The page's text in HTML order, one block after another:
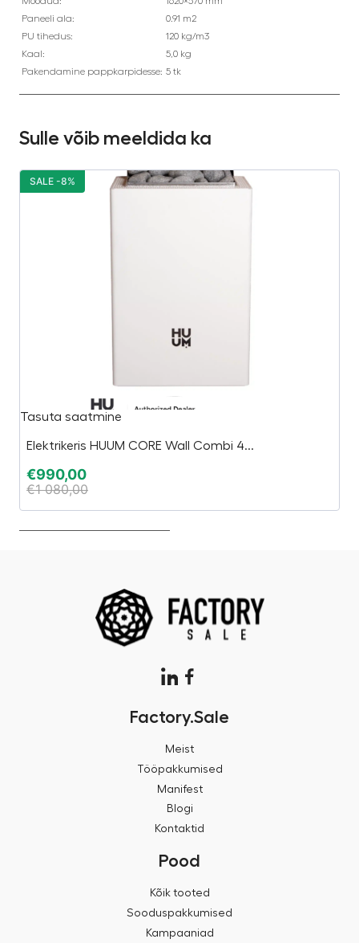
Paneeli ala:
0.91 m2
PU tihedus:
120 kg/m3
Kaal:
5,0 kg
Pakendamine pappkarpidesse: 5 tk
Sulle võib meeldida ka
Tasuta saatmine
Elektrikeris HUUM CORE Wall Combi 4...
€990,00
€1 080,00
SALE -8%
Factory.Sale
Meist
Tööpakkumised
Manifest
Blogi
Kontaktid
Pood
Kõik tooted
Sooduspakkumised
Kampaaniad